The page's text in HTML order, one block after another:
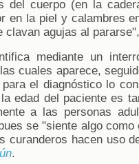
del cuerpo (en la
en la piel y calambres
clavan agujas al
mediante un
cuales aparece,
el diagnóstico lo
edad del paciente es
a las personas
se "siente algo
curanderos hacen uso
.